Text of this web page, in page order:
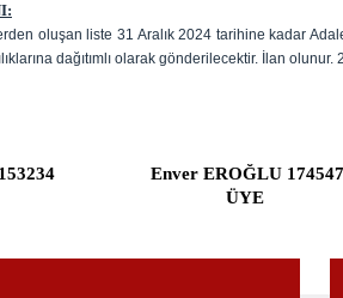
oluşan liste 31 Aralık 2024 tarihine kadar
dağıtımlı olarak gönderilecektir. İlan olunur.
Enver EROĞLU